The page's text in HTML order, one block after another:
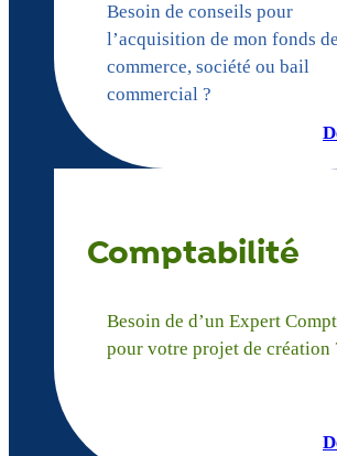
Besoin de conseils pour
l’acquisition de mon fonds de
commerce, société ou bail
commercial ?
Comptabilité
Besoin de d’un Expert
pour votre projet de création